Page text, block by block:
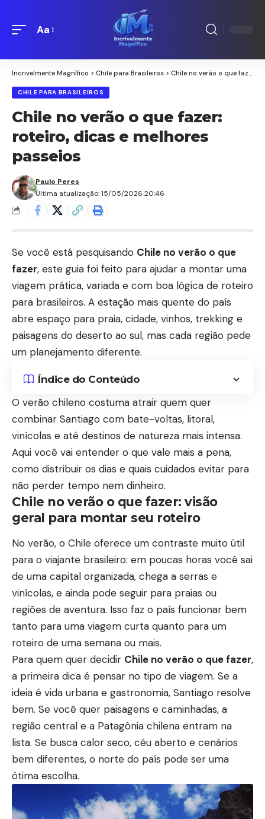
Redimensionamento
fontes
Aa
Incrivelmente Magnífico > Chile para Brasileiros > Chile no verão o que fazer: roteiro, dicas e melhores passeios
CHILE PARA BRASILEIROS
Chile no verão o que fazer:
roteiro, dicas e melhores
passeios
Última atualização: 15/05/2026 20:46
Paulo Peres
Se você está pesquisando Chile no verão o que
fazer, este guia foi feito para ajudar a montar uma
viagem prática, variada e com boa lógica de roteiro
para brasileiros. A estação mais quente do país
abre espaço para praia, cidade, vinhos, trekking e
paisagens do deserto ao sul, mas cada região pede
um planejamento diferente.
Índice do Conteúdo
O verão chileno costuma atrair quem quer
combinar Santiago com bate-voltas, litoral,
vinícolas e até destinos de natureza mais intensa.
Aqui você vai entender o que vale mais a pena,
como distribuir os dias e quais cuidados evitar para
não perder tempo nem dinheiro.
Chile no verão o que fazer: visão
geral para montar seu roteiro
No verão, o Chile oferece um contraste muito útil
para o viajante brasileiro: em poucas horas você sai
de uma capital organizada, chega a serras e
vinícolas, e ainda pode seguir para praias ou
regiões de aventura. Isso faz o país funcionar bem
tanto para uma viagem curta quanto para um
roteiro de uma semana ou mais.
Para quem quer decidir Chile no verão o que fazer,
a primeira dica é pensar no tipo de viagem. Se a
ideia é vida urbana e gastronomia, Santiago resolve
bem. Se você quer paisagens e caminhadas, a
região central e a Patagônia chilena entram na
lista. Se busca calor seco, céu aberto e cenários
bem diferentes, o norte do país pode ser uma
ótima escolha.